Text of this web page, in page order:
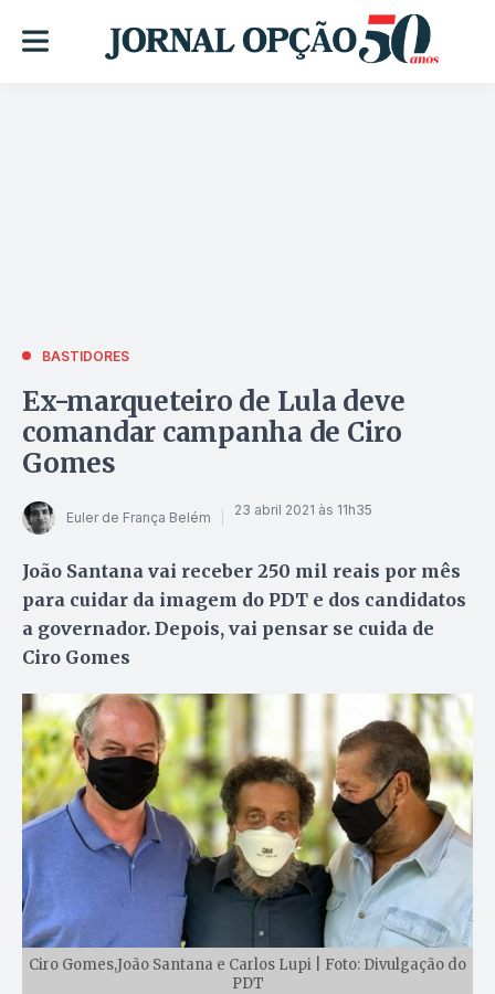
BASTIDORES
Ex-marqueteiro de Lula deve
comandar campanha de Ciro
Gomes
Euler de França Belém 23 abril 2021 às 11h35
João Santana vai receber 250 mil reais por mês
para cuidar da imagem do PDT e dos candidatos
a governador. Depois, vai pensar se cuida de
Ciro Gomes
Ciro Gomes,João Santana e Carlos Lupi | Foto: Divulgação do
PDT